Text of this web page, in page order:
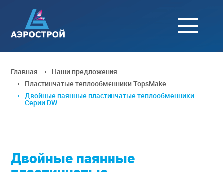
Главная
Наши предложения
Пластинчатые теплообменники TopsMake
Двойные паянные пластинчатые теплообменники
Серии DW
Двойные паянные